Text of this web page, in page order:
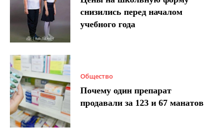
снизились перед началом
учебного года
Общество
Почему один препарат
продавали за 123 и 67 манатов